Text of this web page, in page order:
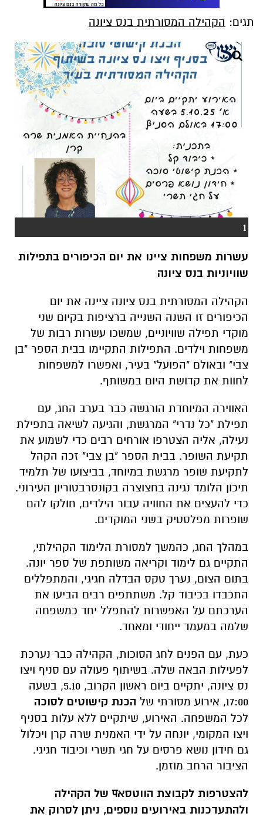
תגים: הקהילה המסורתית בנס ציונה
1
עשרות משפחות ציינו את יום הכיפורים בתפילות
שוויוניות בנס ציונה
הקהילה המסורתית בנס ציונה ציינה את יום
הכיפורים זו השנה השנייה ברציפות בקיום שני
מוקדי תפילה שוויוניים, שמשכו עשרות רבות של
משפחות וילדים. התפילות התקיימו בבית הספר "בן
צבי" ובאולם "הפועל" בעיר, ואפשרו למשפחות
לחוות את קדושת היום במשותף.
האווירה המיוחדת הורגשה כבר בערב החג, עם
תפילת "כל נדרי" המרגשת, והגיעה לשיאה בתפילת
נעילה, אליה הצטרפו אורחים רבים כדי לשמוע את
תקיעת השופר. בבית הספר "בן צבי" זכה הקהל
לתקיעת שופר מרגשת במיוחד, בביצועו של תלמיד
תיכון הלומד נגינה בחצוצרה בקונסרבטוריון העירוני.
כדי להעצים את החוויה עבור הילדים, חולקו להם
שופרות מפלסטיק בשני המוקדים.
במהלך החג, כהמשך למסורת הלימוד הקהילתי,
התקיים גם לימוד וקריאה משותפת של ספר יונה.
בתום הצום, נערך טקס הבדלה חגיגי, והמתפללים
התכבדו בכיבוד קל. משתתפים רבים הביעו את
הערכתם על האפשרות להתפלל יחד כמשפחה
שלמה במעמד ייחודי ומאחד.
כעת, עם הפנים לחג הסוכות, הקהילה כבר נערכת
לפעילות הבאה שלה. בשיתוף פעולה עם סניף ויצו
נס ציונה, יתקיים ביום ראשון הקרוב, 5.10, בשעה
17:00, אירוע מסורתי של
הכנת קישוטים לסוכה
לכל המשפחה. האירוע, שיתקיים ללא עלות בסניף
ויצו המקומי, יונחה על ידי האמנית שרה קרן ויכלול
גם חידון נושא פרסים על חגי תשרי וכיבוד חגיגי.
הציבור הרחב מוזמן.
להצטרפות לקבוצת הווטסאप של הקהילה
ולהתעדכנות באירועים נוספים, ניתן לסרוק את